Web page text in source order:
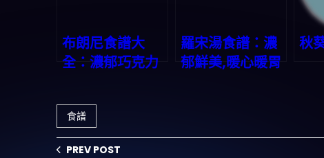
布朗尼食譜大
全：濃郁巧克力
羅宋湯食譜：濃
郁鮮美,暖心暖胃
秋
食譜
PREV POST